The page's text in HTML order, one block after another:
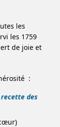
les
les 1759
de joie et
:
recette des